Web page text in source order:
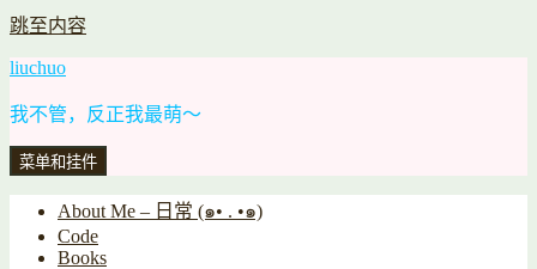
跳至内容
liuchuo
我不管，反正我最萌～
菜单和挂件
About Me – 日常 (๑• . •๑)
Code
Books